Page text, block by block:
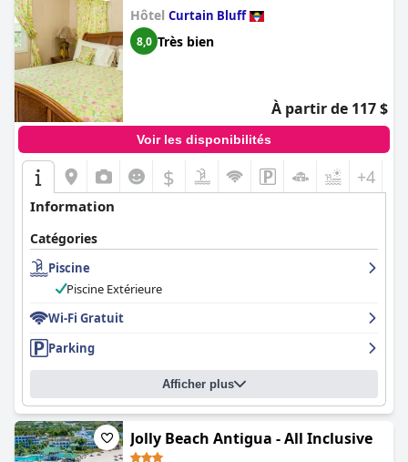
Hôtel Curtain Bluff
8,0 Très bien
À partir de 117 $
Voir les disponibilités
$ +4
Information
Catégories
Piscine
Piscine Extérieure
Wi-Fi Gratuit
Parking
Afficher plus
Jolly Beach Antigua - All Inclusive